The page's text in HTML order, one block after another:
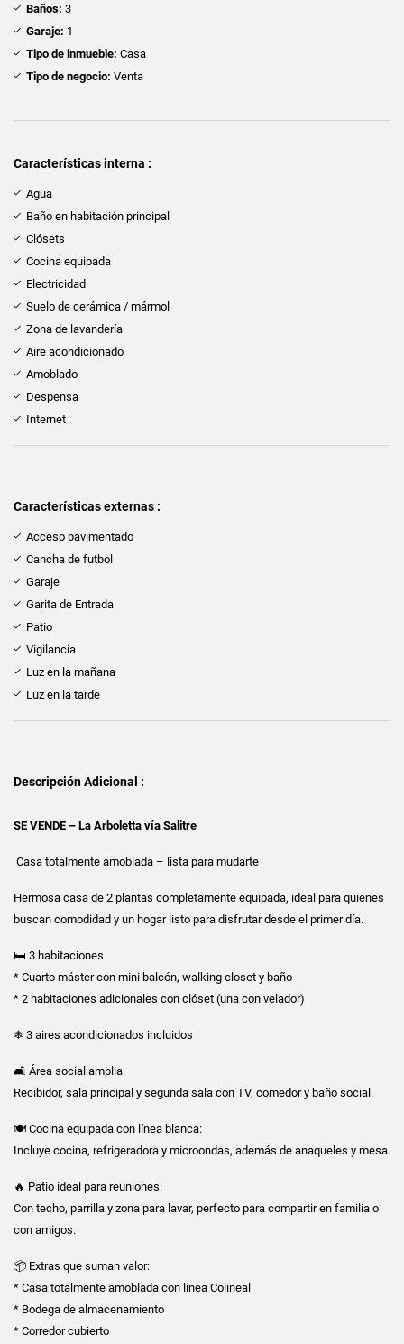
Baños: 3
Garaje: 1
Tipo de inmueble: Casa
Tipo de negocio: Venta
Características interna :
Agua
Baño en habitación principal
Clósets
Cocina equipada
Electricidad
Suelo de cerámica / mármol
Zona de lavandería
Aire acondicionado
Amoblado
Despensa
Internet
Características externas :
Acceso pavimentado
Cancha de futbol
Garaje
Garita de Entrada
Patio
Vigilancia
Luz en la mañana
Luz en la tarde
Descripción Adicional :
SE VENDE – La Arboletta vía Salitre
Casa totalmente amoblada – lista para mudarte
Hermosa casa de 2 plantas completamente equipada, ideal para quienes
buscan comodidad y un hogar listo para disfrutar desde el primer día.
🛏 3 habitaciones
* Cuarto máster con mini balcón, walking closet y baño
* 2 habitaciones adicionales con clóset (una con velador)
❄ 3 aires acondicionados incluidos
🛋 Área social amplia:
Recibidor, sala principal y segunda sala con TV, comedor y baño social.
🍽 Cocina equipada con línea blanca:
Incluye cocina, refrigeradora y microondas, además de anaqueles y mesa.
🔥 Patio ideal para reuniones:
Con techo, parrilla y zona para lavar, perfecto para compartir en familia o
con amigos.
📦 Extras que suman valor:
* Casa totalmente amoblada con línea Colineal
* Bodega de almacenamiento
* Corredor cubierto